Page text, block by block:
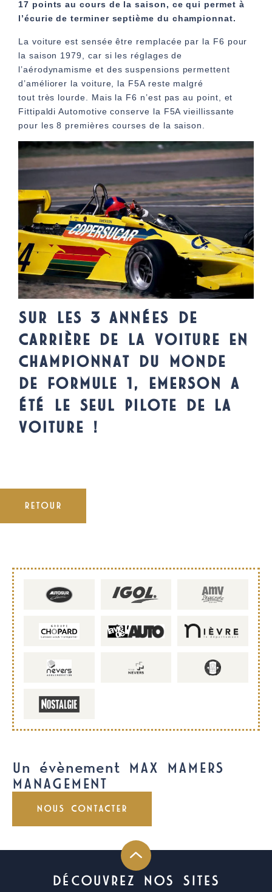
17 points au cours de la saison, ce qui permet à
l’écurie de terminer septième du championnat.
La voiture est sensée être remplacée par la F6 pour
la saison 1979, car si les réglages de
l’aérodynamisme et des suspensions permettent
d’améliorer la voiture, la F5A reste malgré
tout très lourde. Mais la F6 n’est pas au point, et
Fittipaldi Automotive conserve la F5A vieillissante
pour les 8 premières courses de la saison.
SUR LES 3 ANNÉES DE
CARRIÈRE DE LA VOITURE EN
CHAMPIONNAT DU MONDE
DE FORMULE 1, EMERSON A
ÉTÉ LE SEUL PILOTE DE LA
VOITURE !
RETOUR
Un évènement MAX MAMERS
MANAGEMENT
NOUS CONTACTER
DÉCOUVREZ NOS SITES